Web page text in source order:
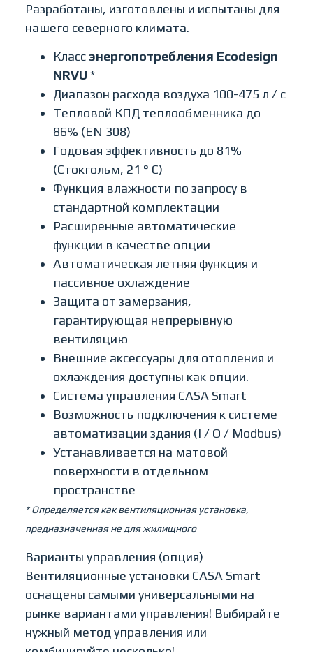
Разработаны, изготовлены и испытаны для
нашего северного климата.
Класс энергопотребления Ecodesign
NRVU *
Диапазон расхода воздуха 100-475 л / с
Тепловой КПД теплообменника до
86% (EN 308)
Годовая эффективность до 81%
(Стокгольм, 21 ° C)
Функция влажности по запросу в
стандартной комплектации
Расширенные автоматические
функции в качестве опции
Автоматическая летняя функция и
пассивное охлаждение
Защита от замерзания,
гарантирующая непрерывную
вентиляцию
Внешние аксессуары для отопления и
охлаждения доступны как опции.
Система управления CASA Smart
Возможность подключения к системе
автоматизации здания (I / O / Modbus)
Устанавливается на матовой
поверхности в отдельном
пространстве
* Определяется как вентиляционная установка,
предназначенная не для жилищного
Варианты управления (опция)
Вентиляционные установки CASA Smart
оснащены самыми универсальными на
рынке вариантами управления! Выбирайте
нужный метод управления или